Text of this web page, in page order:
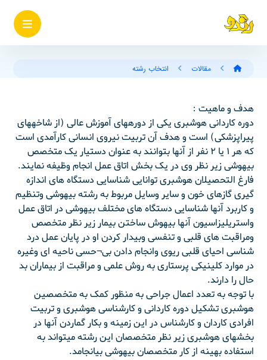
مقالات انتخاب رشته
هدف و ماهیت :
دوره کاردانی هوشبری یکی از دوره‏های آموزش عالی (از شاخه‏های
پیراپزشکی) است و هدف آن تربیت نیروی انسانی کارآمدی است
که هر ۱ یا ۲ نفر از آنها بتوانند به عنوان دستیار یک متخصص
بیهوشی زیر نظر وی در یک بخش اتاق عمل انجام وظیفه نمایند.
فارغ التحصیلان هوشبری توانایی شناسایی دستگاه های اندازه
گیری گازهای خون و سایر وسایل مربوط به رشته بیهوشی وتنظیم
و کاربرد آنها شناسایی دستگاه های مختلف بیهوشی در اتاق عمل
واستریلیزاسیون آنها بیهوش ساختن بیمار زیر نظر متخصص
ومراقبت های قلبی و تنفسی وبیدار کردن او در پایان عمل درد
شناسی احیای قلبی ریوی وانجام دادن بی¬حسی ناحیه ای وغیره
در موارد کلینیکی پرستاری به روش علمی و مراقبت از بیماران بد
حال را دارند.
با توجه به تعدد اعمال جراحی به منظور کمک به متخصصین
هوشبری تشکیل دوره کاردانی و کارشناسی هوشبری و تربیت
افرادی کاردان و کارشناس در این زمینه و بکار گماردن آنها در
بخشهای هوشبری زیر نظر متخصصان این رشته می‏تواند به
استفاده بهینه از کار متخصصان بیهوشی بیانجامد.